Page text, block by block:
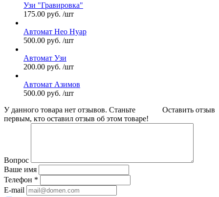
Узи "Гравировка"
175.00 руб. /шт
Автомат Нео Нуар
500.00 руб. /шт
Автомат Узи
200.00 руб. /шт
Автомат Азимов
500.00 руб. /шт
Оставить отзыв
У данного товара нет отзывов. Станьте
первым, кто оставил отзыв об этом товаре!
Вопрос
Ваше имя
Телефон *
E-mail